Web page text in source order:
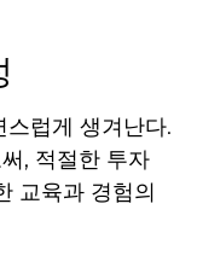
럽게 생겨난다.
, 적절한 투자
교육과 경험의